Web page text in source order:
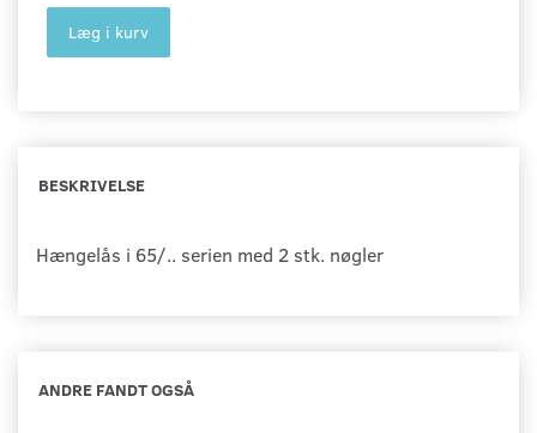
Læg i kurv
BESKRIVELSE
Hængelås i 65/.. serien med 2 stk. nøgler
ANDRE FANDT OGSÅ